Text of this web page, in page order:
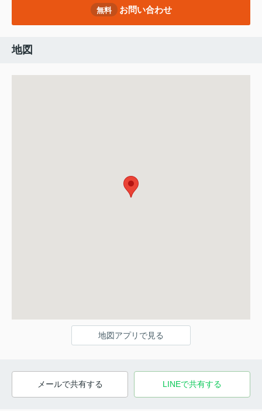
無料 お問い合わせ
地図
地図アプリで見る
メールで共有する LINEで共有する